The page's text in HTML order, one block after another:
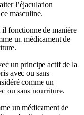
l’éjaculation
masculine.
il fonctionne de manière
un médicament de
un principe actif de la
avec ou sans
comme un
ou sans nourriture.
un médicament de